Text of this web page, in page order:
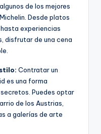
de los mejores
Desde platos
experiencias
disfrutar de una cena
Contratar un
es una forma
Puedes optar
de los Austrias,
a galerías de arte